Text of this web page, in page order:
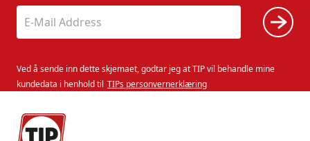
Ved å sende inn dette skjemaet, godtar jeg at TIP vil behandle mine
kundedata i henhold til TIPs personvernerklæring